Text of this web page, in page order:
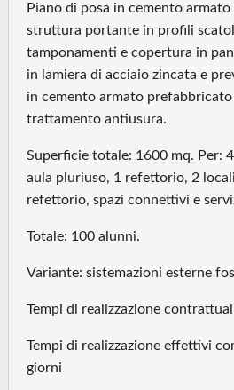
Piano di posa in cemento
struttura portante in profili
tamponamenti e copertura in
in lamiera di acciaio zincata e
in cemento armato
trattamento antiusura.
Superficie totale: 1600 mq. Per:
aula pluriuso, 1 refettorio, 2
refettorio, spazi connettivi e
Totale: 100 alunni.
Variante: sistemazioni esterne
Tempi di realizzazione
Tempi di realizzazione effettivi
giorni